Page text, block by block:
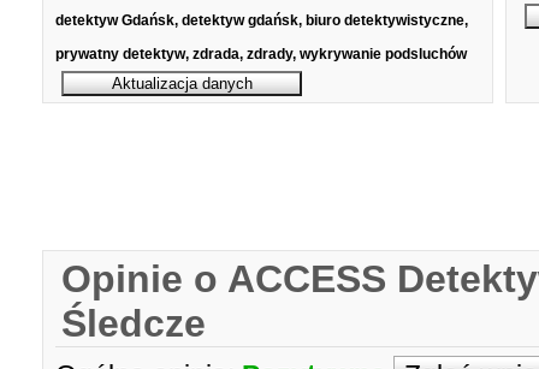
detektyw Gdańsk, detektyw gdańsk, biuro detektywistyczne,
prywatny detektyw, zdrada, zdrady, wykrywanie podsluchów
Opinie o ACCESS
Śledcze